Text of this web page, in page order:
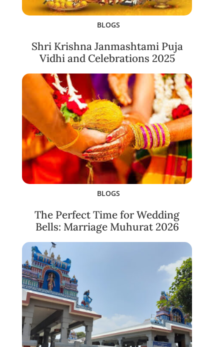
BLOGS
Shri Krishna Janmashtami Puja
Vidhi and Celebrations 2025
BLOGS
The Perfect Time for Wedding
Bells: Marriage Muhurat 2026